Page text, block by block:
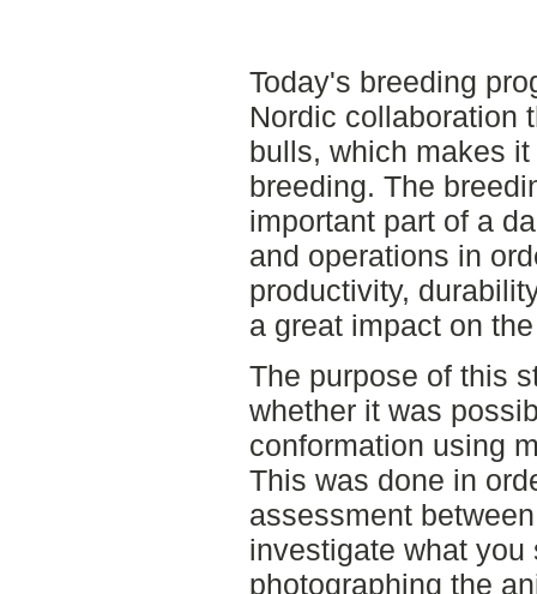
Today's breeding
Nordic collaboration
bulls, which makes
breeding. The
important part of a
and operations in
productivity,
a great impact on
The purpose of this
whether it was
conformation using
This was done in
assessment
investigate what
photographing the